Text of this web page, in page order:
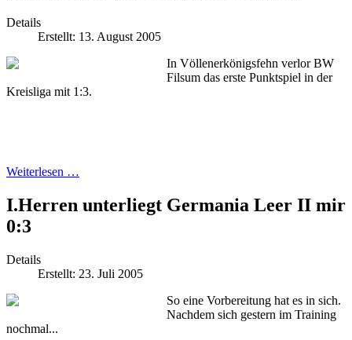
Details
Erstellt: 13. August 2005
In Völlenerkönigsfehn verlor BW
Filsum das erste Punktspiel in der
Kreisliga mit 1:3.
Weiterlesen …
I.Herren unterliegt Germania Leer II mir
0:3
Details
Erstellt: 23. Juli 2005
So eine Vorbereitung hat es in sich.
Nachdem sich gestern im Training
nochmal...